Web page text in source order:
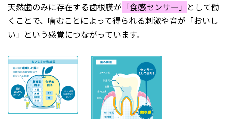
天然歯のみに存在する歯根膜が 「食感センサー」 として働
くことで、噛むことによって得られる刺激や音が「おいし
い」という感覚につながっています。